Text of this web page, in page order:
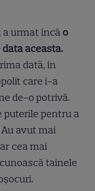
a urmat încă o
aceasta.
dată, în
care i-a
de-o potrivă.
puterile pentru a
avut mai
cea mai
tainele